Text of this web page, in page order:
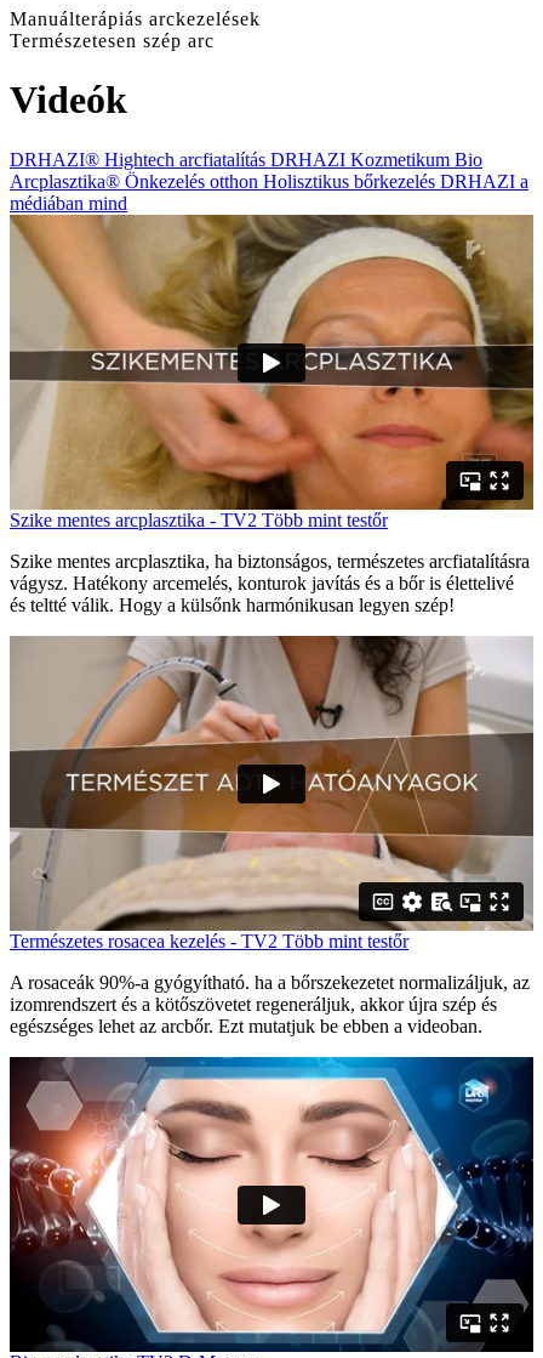
Manuálterápiás arckezelések
Természetesen szép arc
Videók
DRHAZI® Hightech arcfiatalítás DRHAZI Kozmetikum Bio
Arcplasztika® Önkezelés otthon Holisztikus bőrkezelés DRHAZI a
médiában mind
Szike mentes arcplasztika - TV2 Több mint testőr
Szike mentes arcplasztika, ha biztonságos, természetes arcfiatalításra
vágysz. Hatékony arcemelés, konturok javítás és a bőr is élettelivé
és teltté válik. Hogy a külsőnk harmónikusan legyen szép!
Természetes rosacea kezelés - TV2 Több mint testőr
A rosaceák 90%-a gyógyítható. ha a bőrszekezetet normalizáljuk, az
izomrendszert és a kötőszövetet regeneráljuk, akkor újra szép és
egészséges lehet az arcbőr. Ezt mutatjuk be ebben a videoban.